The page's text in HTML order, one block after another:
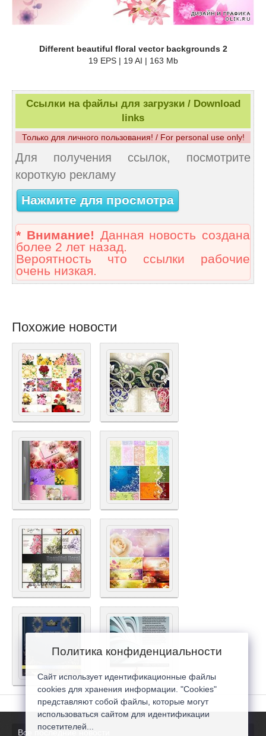
Different beautiful floral vector backgrounds 2
19 EPS | 19 AI | 163 Mb
Ссылки на файлы для загрузки / Download
links
Только для личного пользования! / For personal use only!
Для получения ссылок, посмотрите
короткую рекламу
Нажмите для просмотра
* Внимание! Данная новость создана
более 2 лет назад.
Вероятность что ссылки рабочие
очень низкая.
Похожие новости
Все последние новости
Политика конфиденциальности
Сайт использует идентификационные файлы
cookies для хранения информации. "Cookies"
представляют собой файлы, которые могут
использоваться сайтом для идентификации
посетителей...